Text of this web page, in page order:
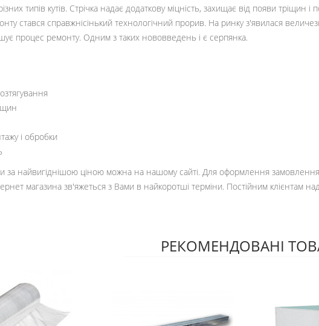
типів кутів. Стрічка надає додаткову міцність, захищає від появи
стався справжнісінький технологічний прорив. На ринку з'явилася
процес ремонту. Одним з таких нововведень і є серпянка.
і обробки
за найвигіднішою ціною можна на нашому сайті. Для оформлення замовлення
магазина зв'яжеться з Вами в найкоротші терміни. Постійним клієнтам
РЕКОМЕНДОВАНІ